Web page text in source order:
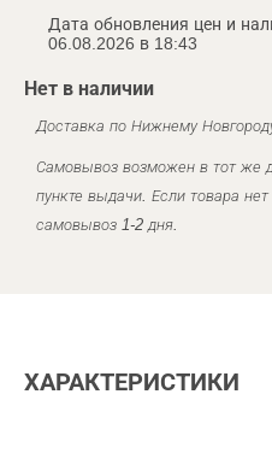
Дата обновления цен и
06.08.2026 в 18:43
Нет в наличии
Доставка по Нижнему
Самовывоз возможен в тот же
пункте выдачи. Если товара
самовывоз 1-2 дня.
ХАРАКТЕРИСТИКИ